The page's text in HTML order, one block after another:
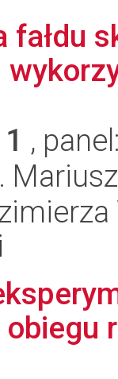
fałdu
,